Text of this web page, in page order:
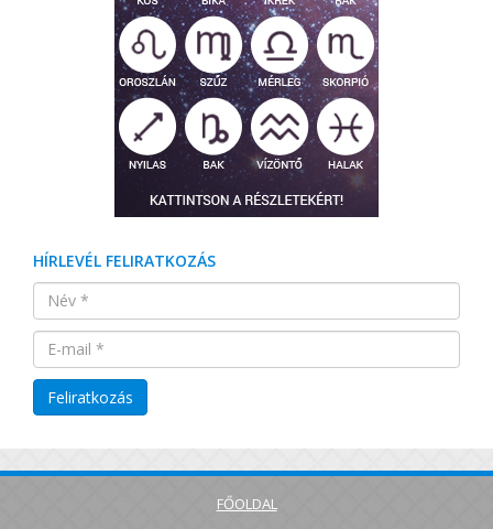
HÍRLEVÉL FELIRATKOZÁS
FŐOLDAL